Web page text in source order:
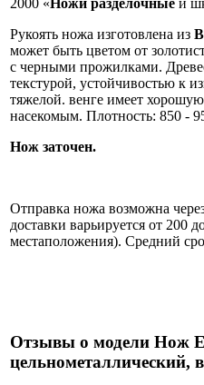
Рукоять ножа изготовлена из
может быть цветом от
с черными прожилками.
текстурой, устойчивостью к
тяжелой. венге имеет
насекомым. Плотность: 850 -
Нож заточен.
Отправка ножа возможна
доставки варьируется от 200
местаположения). Средний
Отзывы о модели Нож
цельнометаллический,